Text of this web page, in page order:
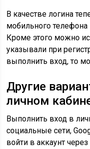
В качестве логина
мобильного
Кроме этого можно
указывали при
выполнить вход, то
Другие
личном
Выполнить вход в
социальные сети,
войти в аккаунт